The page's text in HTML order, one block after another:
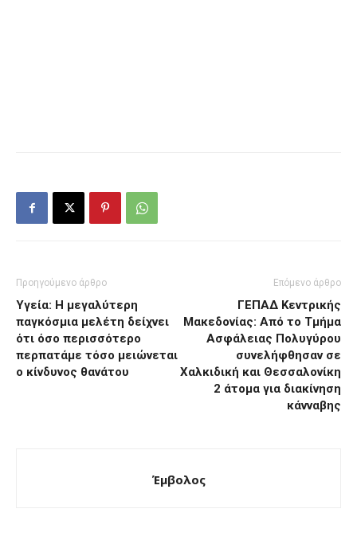
Προηγούμενο άρθρο
Υγεία: Η μεγαλύτερη
παγκόσμια μελέτη δείχνει
ότι όσο περισσότερο
περπατάμε τόσο μειώνεται
ο κίνδυνος θανάτου
Επόμενο άρθρο
ΓΕΠΑΔ Κεντρικής
Μακεδονίας: Από το Τμήμα
Ασφάλειας Πολυγύρου
συνελήφθησαν σε
Χαλκιδική και Θεσσαλονίκη
2 άτομα για διακίνηση
κάνναβης
Έμβολος